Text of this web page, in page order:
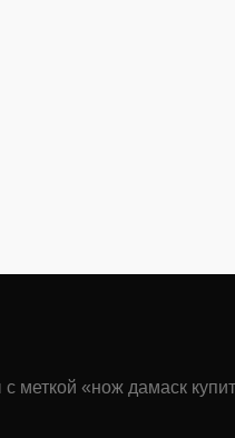
меткой «нож дамаск